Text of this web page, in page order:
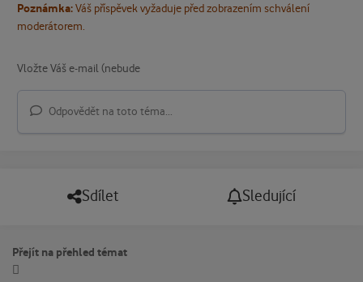
Poznámka:Váš příspěvek vyžaduje před zobrazením schválení
moderátorem.
Odpovědět na toto téma...
Sdílet Sledující
Přejít na přehled témat